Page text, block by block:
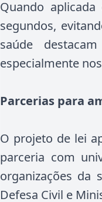
Quando
segundos,
saúde
especialmente
Parcerias para
O projeto de lei
parceria com
organizações da
Defesa Civil e